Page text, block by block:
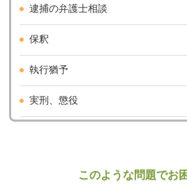
逮捕の弁護士相談
保釈
執行猶予
実刑、懲役
このような問題でお